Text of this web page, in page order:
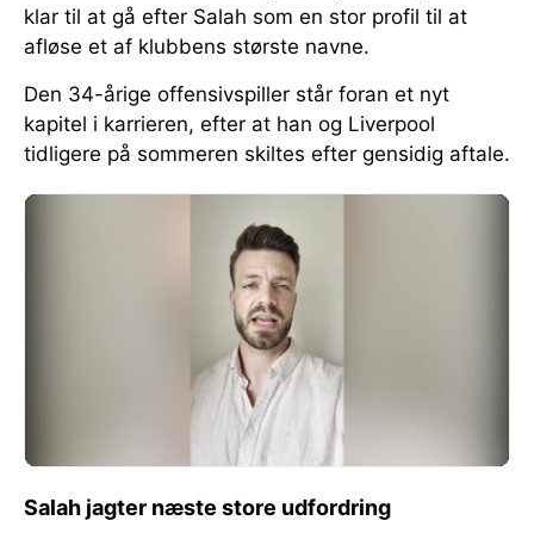
klar til at gå efter Salah som en stor profil til at
afløse et af klubbens største navne.
Den 34-årige offensivspiller står foran et nyt
kapitel i karrieren, efter at han og Liverpool
tidligere på sommeren skiltes efter gensidig aftale.
Salah jagter næste store udfordring